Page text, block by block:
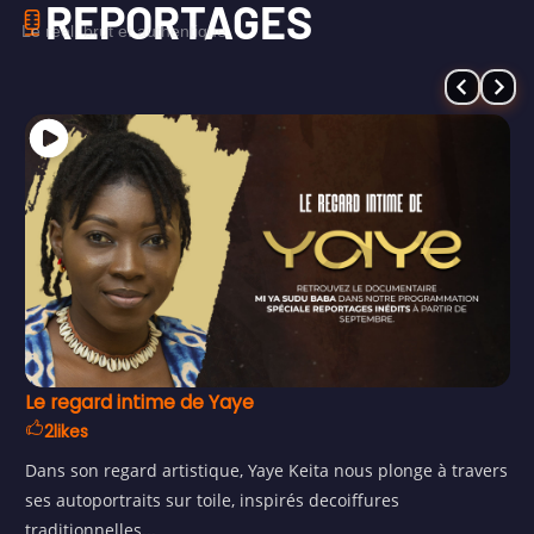
REPORTAGES
Le réel, brut et authentique.
Le regard intime de Yaye
2likes
Dans son regard artistique, Yaye Keita nous plonge à travers
ses autoportraits sur toile, inspirés decoiffures
traditionnelles...